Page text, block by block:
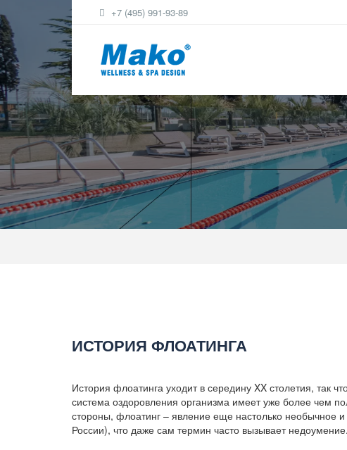
+7 (495) 991-93-89
ИСТОРИЯ ФЛОАТИНГА
История флоатинга уходит в середину XX столетия, так
система оздоровления организма имеет уже более чем
стороны, флоатинг – явление еще настолько необычное
России), что даже сам термин часто вызывает недоумение.